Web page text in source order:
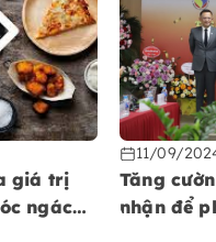
giá trị
ngách’
11/09/
Tăng
nhận để